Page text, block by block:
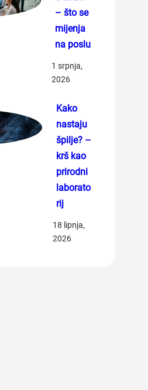
– što se
mijenja
na poslu
1 srpnja,
2026
Kako
nastaju
špilje? –
krš kao
prirodni
laborato
rij
18 lipnja,
2026